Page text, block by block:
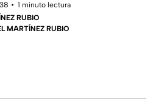
1 minuto lectura
RUBIO
MARTÍNEZ RUBIO